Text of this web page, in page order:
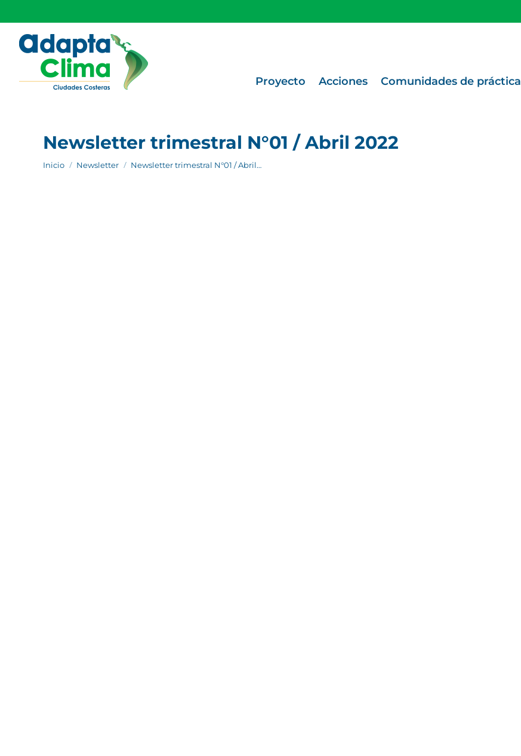
Proyecto Acciones Comunidades de práctica
Newsletter trimestral N°01 / Abril 2022
Estás aquí:
Inicio Newsletter Newsletter trimestral N°01 / Abril…